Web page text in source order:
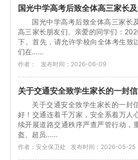
国光中学高考后致全体高三家长
国光中学高考后致全体高三家长
高三家长朋友们、亲爱的同学们：
下。首先，请允许学校向全体考生
们在...…
作者： 发布时间：2026-06-09
关于交通安全致学生家长的一封信
关于交通安全致学生家长的一封
好！交通连着千万家，安全系着万人
续开展道路交通秩序严查严管行动，
盔、超员...…
作者：安全保卫处 发布时间：2026-05-25